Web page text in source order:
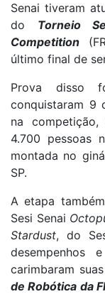
Senai tiveram
do Torneio
Competition
último final de
Prova disso
conquistaram 9
na
4.700 pessoas
montada no
SP.
A etapa
Sesi Senai
Stardust, do
desempenhos
carimbaram
de Robótica da